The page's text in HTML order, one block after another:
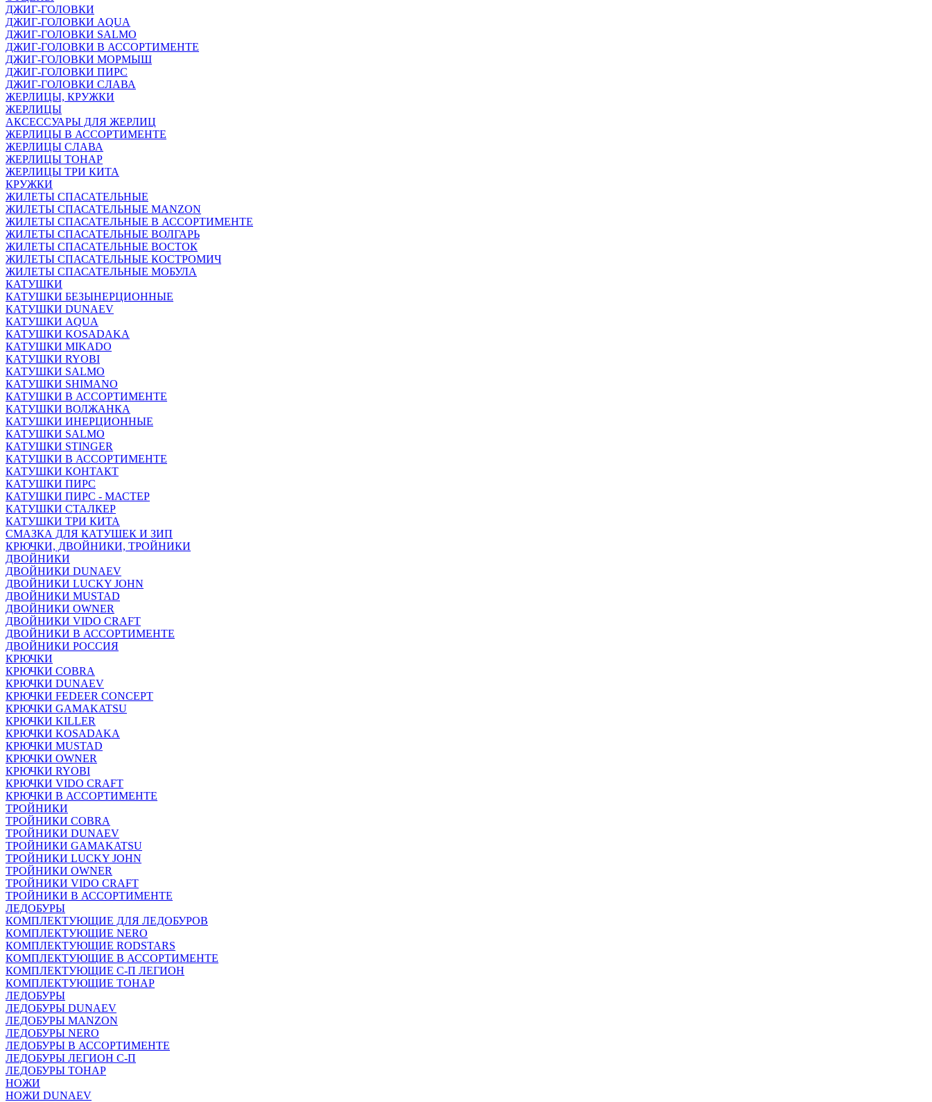
ДЖИГ-ГОЛОВКИ
ДЖИГ-ГОЛОВКИ AQUA
ДЖИГ-ГОЛОВКИ SALMO
ДЖИГ-ГОЛОВКИ В АССОРТИМЕНТЕ
ДЖИГ-ГОЛОВКИ МОРМЫШ
ДЖИГ-ГОЛОВКИ ПИРС
ДЖИГ-ГОЛОВКИ СЛАВА
ЖЕРЛИЦЫ, КРУЖКИ
ЖЕРЛИЦЫ
АКСЕССУАРЫ ДЛЯ ЖЕРЛИЦ
ЖЕРЛИЦЫ В АССОРТИМЕНТЕ
ЖЕРЛИЦЫ СЛАВА
ЖЕРЛИЦЫ ТОНАР
ЖЕРЛИЦЫ ТРИ КИТА
КРУЖКИ
ЖИЛЕТЫ СПАСАТЕЛЬНЫЕ
ЖИЛЕТЫ СПАСАТЕЛЬНЫЕ MANZON
ЖИЛЕТЫ СПАСАТЕЛЬНЫЕ В АССОРТИМЕНТЕ
ЖИЛЕТЫ СПАСАТЕЛЬНЫЕ ВОЛГАРЬ
ЖИЛЕТЫ СПАСАТЕЛЬНЫЕ ВОСТОК
ЖИЛЕТЫ СПАСАТЕЛЬНЫЕ КОСТРОМИЧ
ЖИЛЕТЫ СПАСАТЕЛЬНЫЕ МОБУЛА
КАТУШКИ
КАТУШКИ БЕЗЫНЕРЦИОННЫЕ
КАТУШКИ DUNAEV
КАТУШКИ AQUA
КАТУШКИ KOSADAKA
КАТУШКИ MIKADO
КАТУШКИ RYOBI
КАТУШКИ SALMO
КАТУШКИ SHIMANO
КАТУШКИ В АССОРТИМЕНТЕ
КАТУШКИ ВОЛЖАНКА
КАТУШКИ ИНЕРЦИОННЫЕ
КАТУШКИ SALMO
КАТУШКИ STINGER
КАТУШКИ В АССОРТИМЕНТЕ
КАТУШКИ КОНТАКТ
КАТУШКИ ПИРС
КАТУШКИ ПИРС - МАСТЕР
КАТУШКИ СТАЛКЕР
КАТУШКИ ТРИ КИТА
СМАЗКА ДЛЯ КАТУШЕК И ЗИП
КРЮЧКИ, ДВОЙНИКИ, ТРОЙНИКИ
ДВОЙНИКИ
ДВОЙНИКИ DUNAEV
ДВОЙНИКИ LUCKY JOHN
ДВОЙНИКИ MUSTAD
ДВОЙНИКИ OWNER
ДВОЙНИКИ VIDO CRAFT
ДВОЙНИКИ В АССОРТИМЕНТЕ
ДВОЙНИКИ РОССИЯ
КРЮЧКИ
КРЮЧКИ COBRA
КРЮЧКИ DUNAEV
КРЮЧКИ FEDEER CONCEPT
КРЮЧКИ GAMAKATSU
КРЮЧКИ KILLER
КРЮЧКИ KOSADAKA
КРЮЧКИ MUSTAD
КРЮЧКИ OWNER
КРЮЧКИ RYOBI
КРЮЧКИ VIDO CRAFT
КРЮЧКИ В АССОРТИМЕНТЕ
ТРОЙНИКИ
ТРОЙНИКИ COBRA
ТРОЙНИКИ DUNAEV
ТРОЙНИКИ GAMAKATSU
ТРОЙНИКИ LUCKY JOHN
ТРОЙНИКИ OWNER
ТРОЙНИКИ VIDO CRAFT
ТРОЙНИКИ В АССОРТИМЕНТЕ
ЛЕДОБУРЫ
КОМПЛЕКТУЮЩИЕ ДЛЯ ЛЕДОБУРОВ
КОМПЛЕКТУЮЩИЕ NERO
КОМПЛЕКТУЮЩИЕ RODSTARS
КОМПЛЕКТУЮЩИЕ В АССОРТИМЕНТЕ
КОМПЛЕКТУЮЩИЕ С-П ЛЕГИОН
КОМПЛЕКТУЮЩИЕ ТОНАР
ЛЕДОБУРЫ
ЛЕДОБУРЫ DUNAEV
ЛЕДОБУРЫ MANZON
ЛЕДОБУРЫ NERO
ЛЕДОБУРЫ В АССОРТИМЕНТЕ
ЛЕДОБУРЫ ЛЕГИОН С-П
ЛЕДОБУРЫ ТОНАР
НОЖИ
НОЖИ DUNAEV